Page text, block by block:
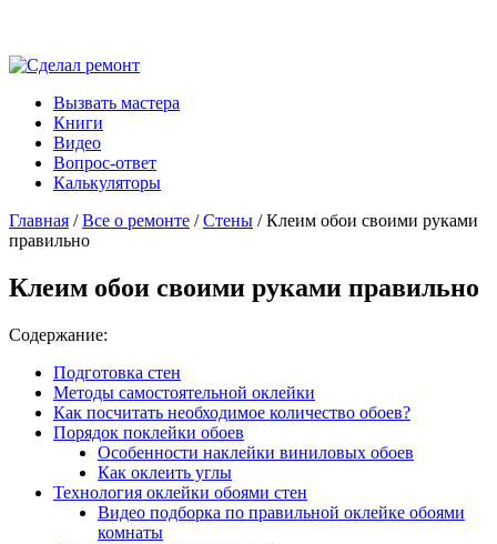
Вызвать мастера
Книги
Видео
Вопрос-ответ
Калькуляторы
Главная /Все о ремонте /Стены / Клеим обои своими руками
правильно
Клеим обои своими руками правильно
Содержание:
Подготовка стен
Методы самостоятельной оклейки
Как посчитать необходимое количество обоев?
Порядок поклейки обоев
Особенности наклейки виниловых обоев
Как оклеить углы
Технология оклейки обоями стен
Видео подборка по правильной оклейке обоями
комнаты